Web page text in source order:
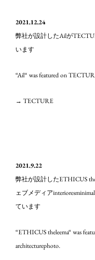
2021.12.24
弊社が設計したAilが
います
“Ail“ was featured on
→ TECTURE
2021.9.22
弊社が設計したETHICUS
ェブメディア
ています
“ETHICUS theleema“ was
architecturephoto.